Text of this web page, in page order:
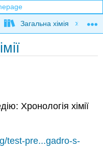
hierarchy
Загальна хімія
Хронологія хімії
test-pre...gadro-s-